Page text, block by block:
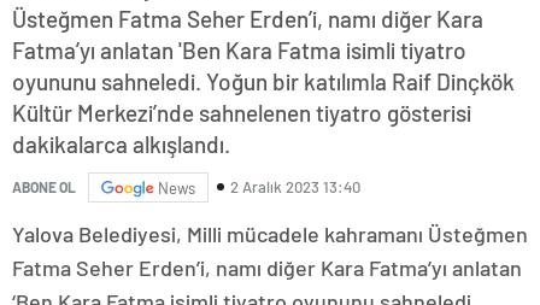
Üsteğmen Fatma Seher Erden’i, namı diğer Kara
Fatma’yı anlatan 'Ben Kara Fatma isimli tiyatro
oyununu sahneledi. Yoğun bir katılımla Raif Dinçkök
Kültür Merkezi’nde sahnelenen tiyatro gösterisi
dakikalarca alkışlandı.
ABONE OL News 2 Aralık 2023 13:40
Yalova Belediyesi, Milli mücadele kahramanı Üsteğmen
Fatma Seher Erden’i, namı diğer Kara Fatma’yı anlatan